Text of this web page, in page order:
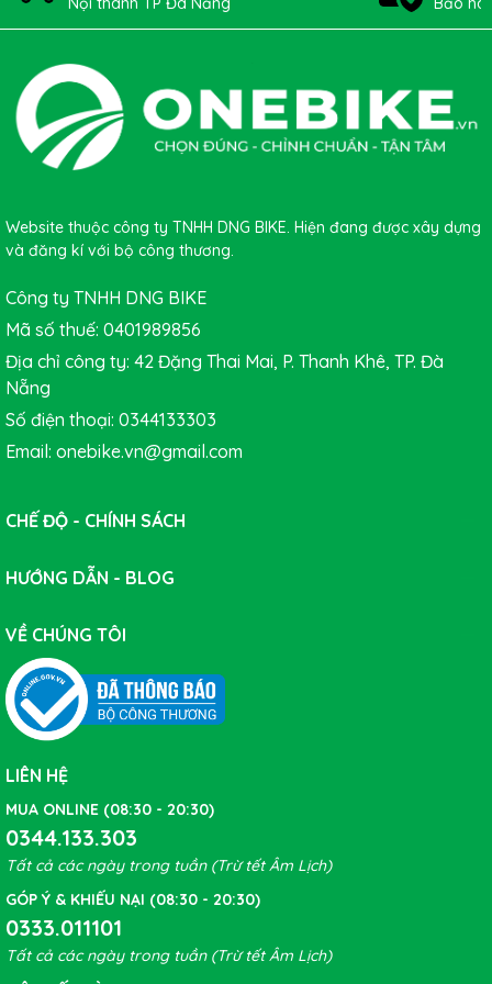
Ngoài ra để lựa chọn được lốp xe phù hợp nhất còn phụ
thuộc vào nhiều yếu tố: Loại lốp
(Clincher/Tubular/Tubeless), kích thước của lốp, áp suất
hơi trong lốp, hình dạng gai lốp tiếp xúc với mặt đường
ngần ngại, hãy đến ngay cửa hàng DNGBIKE tại địa chỉ
42 Đặng Thai Mai - Đà Nẵng, hoặc gọi ngay 0916790059
thuộc thương hiệu Continental đang được nhiều khách
hàng yêu thích và quan tâm nhiều trong năm 2022. Cùng
DNGBIKE tìm hiểu ngay các điểm nổi bật của sản
phẩm nhé.
Điểm nổi bật của Lốp xe đạp Continental ULTRA
SPORT III 700x25c tank nilon chữ vàng
Website thuộc công ty TNHH DNG BIKE. Hiện đang được xây dựng
và đăng kí với bộ công thương.
Công ty TNHH DNG BIKE
Mã số thuế: 0401989856
Địa chỉ công ty: 42 Đặng Thai Mai, P. Thanh Khê, TP. Đà
Nẵng
Số điện thoại: 0344133303
Email: onebike.vn@gmail.com
CHẾ ĐỘ - CHÍNH SÁCH
HƯỚNG DẪN - BLOG
VỀ CHÚNG TÔI
LIÊN HỆ
MUA ONLINE (08:30 - 20:30)
0344.133.303
Tất cả các ngày trong tuần (Trừ tết Âm Lịch)
GÓP Ý & KHIẾU NẠI (08:30 - 20:30)
0333.011101
Tất cả các ngày trong tuần (Trừ tết Âm Lịch)